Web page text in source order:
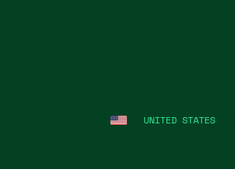
UNITED STATES